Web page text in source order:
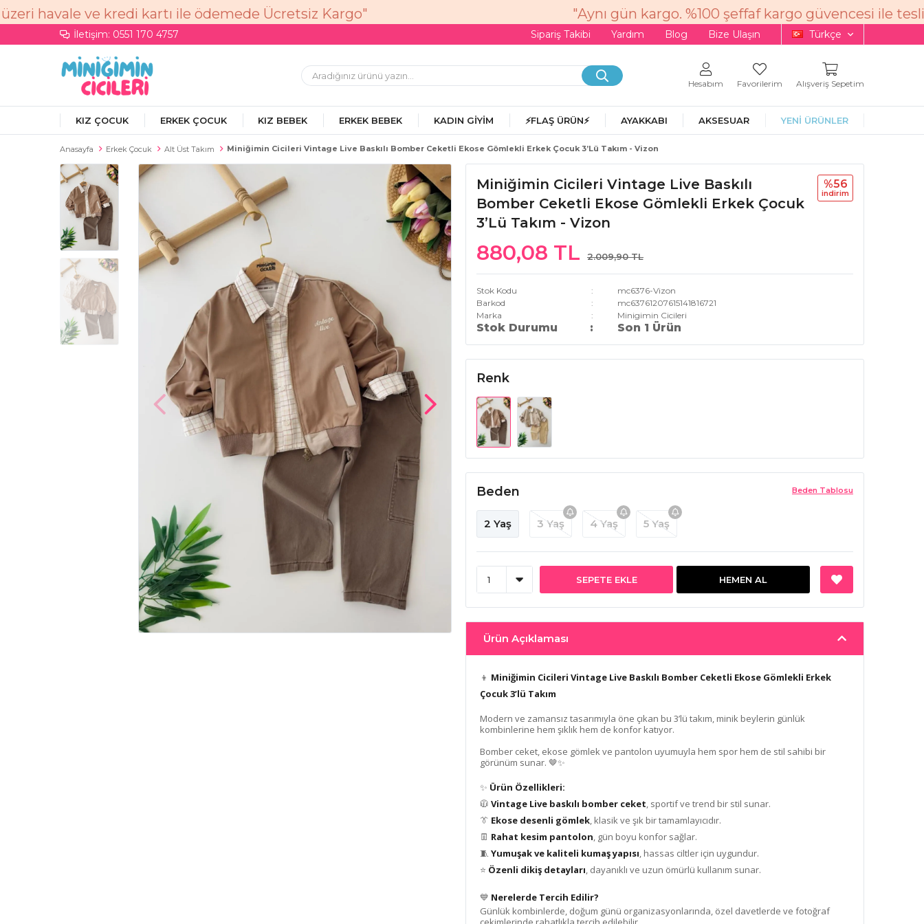
"Aynı gün kargo. %100 şeffaf kargo güvencesi ile
İletişim: 0551 170 4757 Sipariş Takibi Yardım Blog Bize Ulaşın Türkçe
Hesabım Favorilerim Alışveriş Sepetim
KIZ ÇOCUK ERKEK ÇOCUK KIZ BEBEK ERKEK BEBEK KADIN GIYIM ⚡FLAŞ ÜRÜN⚡ AYAKKABI AKSESUAR YENİ ÜRÜNLER
Anasayfa Erkek Çocuk Alt Üst Takım Miniğimin Cicileri Vintage Live Baskılı Bomber Ceketli Ekose Gömlekli Erkek Çocuk 3’lü Takım - Vizon
Miniğimin Cicileri Vintage Live Baskılı
Bomber Ceketli Ekose Gömlekli Erkek Çocuk
3’lü Takım - Vizon
880,08 TL 2.009,90 TL
%56
i̇ndi̇ri̇m
Stok Kodu
mc6376-Vizon
Barkod
mc63761207615141816721
Marka
Minigimin Cicileri
Stok Durumu Son 1 Ürün
Renk
Beden Tablosu
Beden
2 Yaş 3 Yaş 4 Yaş 5 Yaş
SEPETE EKLE HEMEN AL
Ürün Açıklaması
👦 Miniğimin Cicileri Vintage Live Baskılı Bomber Ceketli Ekose Gömlekli Erkek
Çocuk 3’lü Takım
Modern ve zamansız tasarımıyla öne çıkan bu 3’lü takım, minik beylerin günlük
kombinlerine hem şıklık hem de konfor katıyor.
Bomber ceket, ekose gömlek ve pantolon uyumuyla hem spor hem de stil sahibi bir
görünüm sunar. 🤎✨
✨ Ürün Özellikleri:
🧥 Vintage Live baskılı bomber ceket, sportif ve trend bir stil sunar.
👔 Ekose desenli gömlek, klasik ve şık bir tamamlayıcıdır.
👖 Rahat kesim pantolon, gün boyu konfor sağlar.
🧵 Yumuşak ve kaliteli kumaş yapısı, hassas ciltler için uygundur.
⭐ Özenli dikiş detayları, dayanıklı ve uzun ömürlü kullanım sunar.
💙 Nerelerde Tercih Edilir?
Günlük kombinlerde, doğum günü organizasyonlarında, özel davetlerde ve fotoğraf